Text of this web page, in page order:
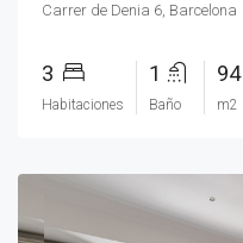
Carrer de Denia 6, Barcelona
3
Habitaciones
1
Baño
94
m2